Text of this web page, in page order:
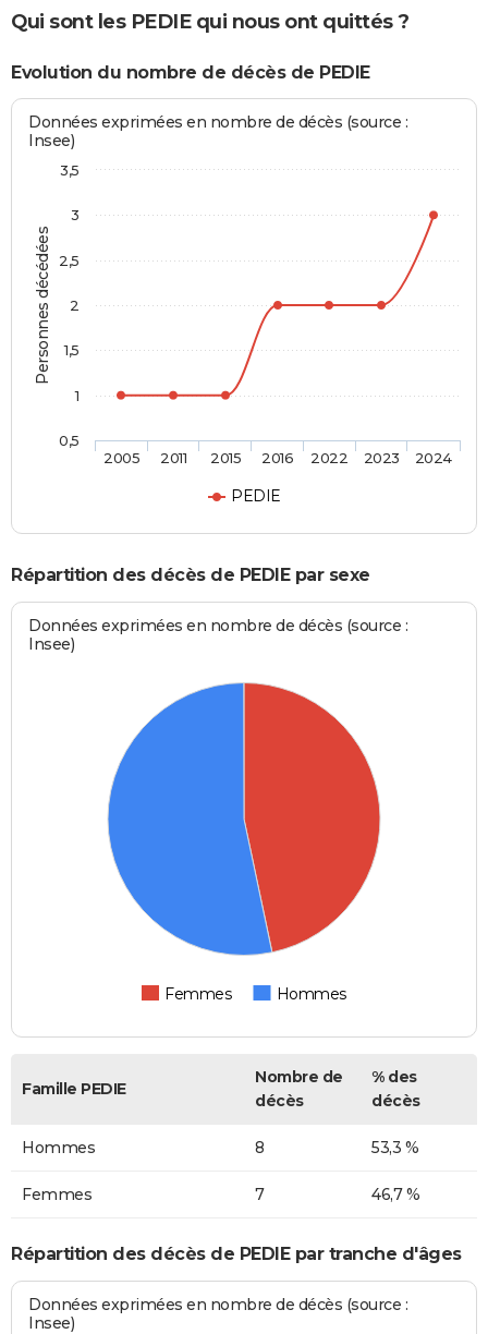
Qui sont les PEDIE qui nous ont quittés ?
Evolution du nombre de décès de PEDIE
Personnes décédées
Données exprimées en nombre de décès (source :
Insee)
PEDIE
2005 2011 2015 2016 2022 2023 2024
0,5
1
1,5
2
2,5
3
3,5
Répartition des décès de PEDIE par sexe
Données exprimées en nombre de décès (source :
Insee)
Femmes Hommes
Famille PEDIE
Nombre de
décès
% des
décès
Hommes 8 53,3 %
Femmes 7 46,7 %
Répartition des décès de PEDIE par tranche d'âges
Données exprimées en nombre de décès (source :
Insee)